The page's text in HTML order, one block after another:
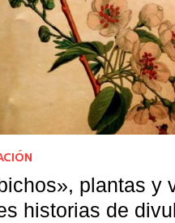
plantas y
historias de